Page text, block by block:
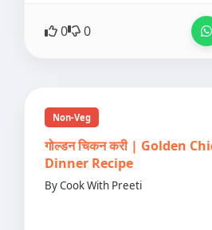
0 0
Non-Veg
गोल्डन चिकन करी | Golden
Dinner Recipe
By Cook With Preeti